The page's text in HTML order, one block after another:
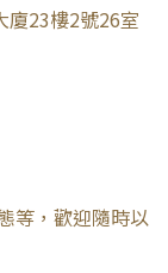
廈23樓2號26室
等，歡迎隨時以